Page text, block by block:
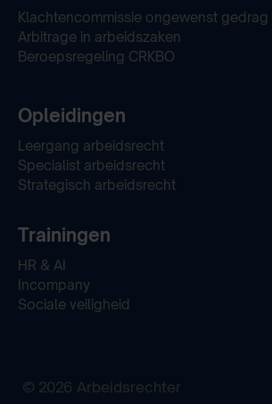
Klachtencommissie ongewenst gedrag
Arbitrage in arbeidszaken
Beroepsregeling CRKBO
Opleidingen
Leergang arbeidsrecht
Specialist arbeidsrecht
Strategisch arbeidsrecht
Trainingen
HR & AI
Incompany
Sociale veiligheid
© 2026 Arbeidsrechter